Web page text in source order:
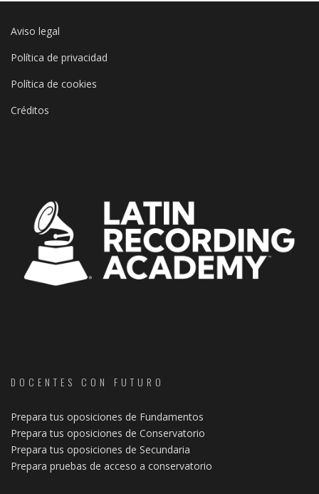
Aviso legal
Política de privacidad
Política de cookies
Créditos
DOCENTES CON FUTURO
Prepara tus oposiciones de Fundamentos
Prepara tus oposiciones de Conservatorio
Prepara tus oposiciones de Secundaria
Prepara pruebas de acceso a conservatorio